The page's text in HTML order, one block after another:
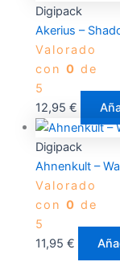
Digipack
Akerius –
Valorado
con 0 de
5
12,95 €
Digipack
Ahnenkult –
Valorado
con 0 de
5
11,95 €